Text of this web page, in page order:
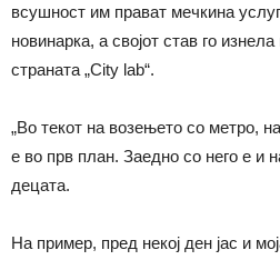
всушност им прават мечкина
новинарка, а својот став го
страната „City lab“.
„Во текот на возењето со метро,
е во прв план. Заедно со него е и
децата.
На пример, пред некој ден јас и